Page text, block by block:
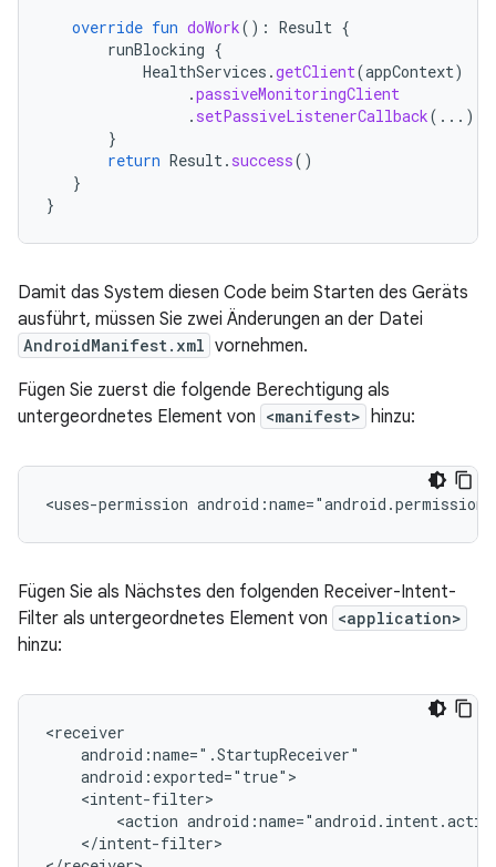
override fun doWork(): Result {
runBlocking {
HealthServices .getClient(appContext)
.passiveMonitoringClient
. setPassiveListenerCallback(...)
}
return Result. success()
}
}
Damit das System diesen Code beim Starten des Geräts
ausführt, müssen Sie zwei Änderungen an der Datei
AndroidManifest.xml vornehmen.
Fügen Sie zuerst die folgende Berechtigung als
untergeordnetes Element von <manifest> hinzu:
<uses-permission
Fügen Sie als Nächstes den folgenden Receiver-Intent-
Filter als untergeordnetes Element von <application>
hinzu:
<action
</intent-filter>